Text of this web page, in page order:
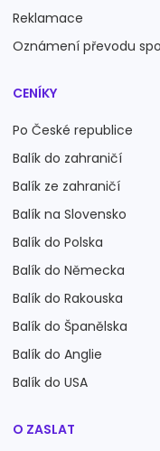
Reklamace
Oznámení převodu
CENÍKY
Po České republice
Balík do zahraničí
Balík ze zahraničí
Balík na Slovensko
Balík do Polska
Balík do Německa
Balík do Rakouska
Balík do Španělska
Balík do Anglie
Balík do USA
O ZASLAT